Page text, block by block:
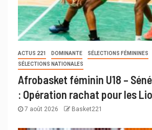
ACTUS 221 DOMINANTE
SÉLECTIONS FÉMININES
SÉLECTIONS NATIONALES
Afrobasket féminin U18 –
: Opération rachat pour les
7 août 2026 Basket221